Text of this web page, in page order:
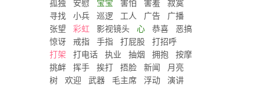
孤独
安慰 宝宝 害怕 害羞
寂寞
寻找
小兵 巡逻 工人 广告
广播
张望
彩虹 影视镜头 心 恭喜
恶搞
惊讶
戒指 手指 打屁股
打招呼
打架
打电话 执业 抽烟 拥抱
按摩
挑衅
挥手 挨打 捂脸 新闻
月亮
树
欢迎 武器 毛主席 浮动
演讲